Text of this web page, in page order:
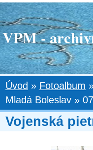
-
Úvod » Fotoalbum
Mladá Boleslav »
Vojenská